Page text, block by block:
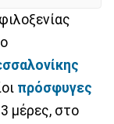
πρόσφυγες
μέρες, στο